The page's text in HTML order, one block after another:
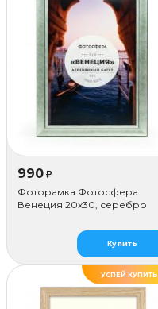
990 ₽
Фоторамка Фотосфера
Венеция 20x30, серебро
Купить
УСПЕЙ КУПИТЬ